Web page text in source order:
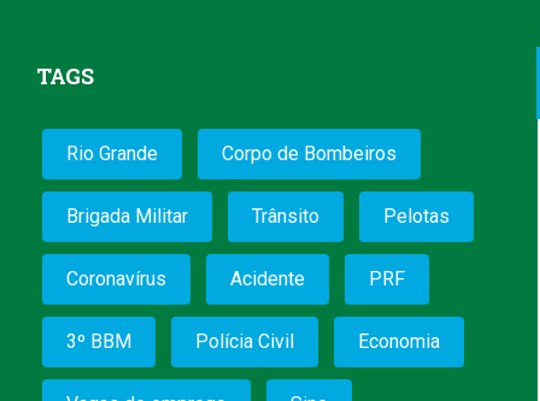
TAGS
Rio Grande Corpo de Bombeiros
Brigada Militar Trânsito Pelotas
Coronavírus Acidente PRF
3º BBM Polícia Civil Economia